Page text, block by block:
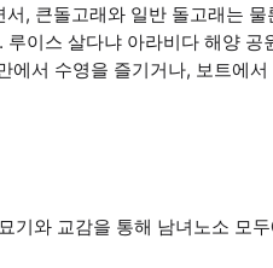
, 큰돌고래와 일반 돌고래는
이스 살다냐 아라비다 해양 공
서 수영을 즐기거나, 보트에
와 교감을 통해 남녀노소 모